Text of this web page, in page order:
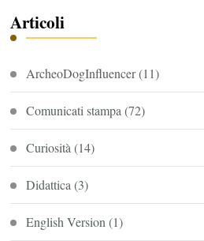
Articoli
ArcheoDogInfluencer(11)
Comunicati stampa (72)
Curiosità (14)
Didattica (3)
English Version (1)